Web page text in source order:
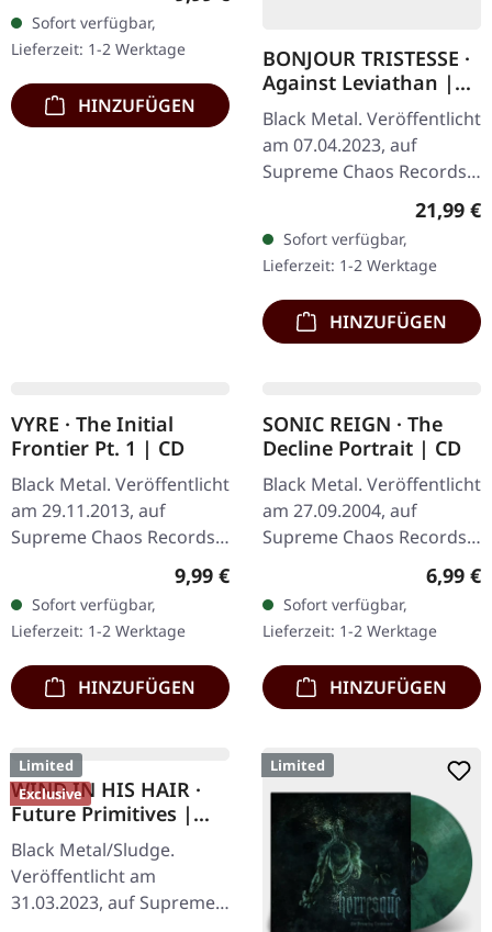
HINZUFÜGEN
exklusivem…
HINZUFÜGEN
ASMODEUS · Phalanx
Inferna | BLACK LP
Black Metal. Veröffentlicht
am 23.02.2004, auf
Supreme Chaos Records.
Hochwertiges 180g Vinyl
mit schönem Gatefold
Cover und bedruckten
Innenhüllen.…
Verkaufspreis:(-10.01%)
Sofort verfügbar,
Lieferzeit: 1-2 Werktage
HINZUFÜGEN
SANGUIS · Infernum
Infinitum | T-SHIRT XL
Black Metal. Fruit Of The
Loom Classic Valueweight
Farbiger Vorder- und
Rückendruck 100%
6,99 €
Sofort verfügbar,
Lieferzeit: 1-2 Werktage
HINZUFÜGEN
Limited